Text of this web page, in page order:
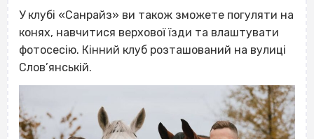
У клубі «Санрайз» ви також зможете погуляти на
конях, навчитися верхової їзди та влаштувати
фотосесію. Кінний клуб розташований на вулиці
Слов’янській.